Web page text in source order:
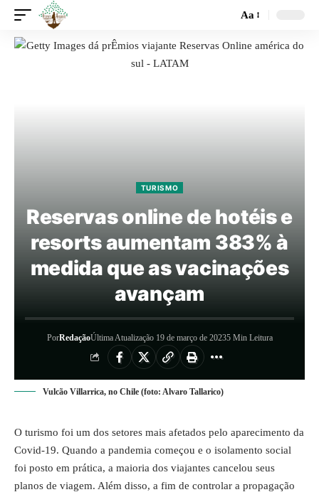
Aa
TURISMO
Reservas online de hotéis e
resorts aumentam 383% à
medida que as vacinações
avançam
PorRedaçãoÚltima Atualização 19 de março de 20235 Min Leitura
Vulcão Villarrica, no Chile (foto: Alvaro Tallarico)
O turismo foi um dos setores mais afetados pelo aparecimento da
Covid-19. Quando a pandemia começou e o isolamento social
foi posto em prática, a maioria dos viajantes cancelou seus
planos de viagem. Além disso, a fim de controlar a propagação